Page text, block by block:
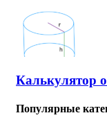
Калькулятор
Популярные